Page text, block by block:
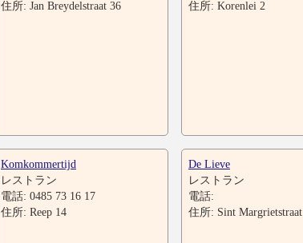
住所: Jan Breydelstraat 36
住所: Korenlei 2
Komkommertijd
レストラン
電話: 0485 73 16 17
住所: Reep 14
De Lieve
レストラン
電話:
住所: Sint Margrietstraat